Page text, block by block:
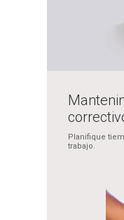
Planifique
trabajo.